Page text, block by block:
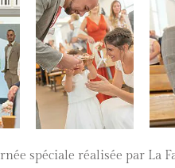
spéciale réalisée par La